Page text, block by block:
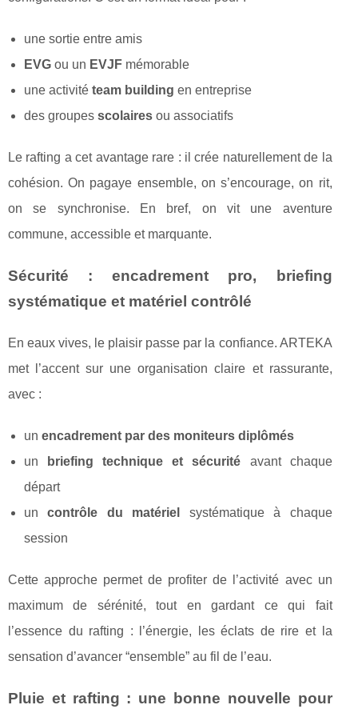
une sortie entre amis
EVG ou un EVJF mémorable
une activité team building en entreprise
des groupes scolaires ou associatifs
Le rafting a cet avantage rare : il crée naturellement de la
cohésion. On pagaye ensemble, on s’encourage, on rit,
on se synchronise. En bref, on vit une aventure
commune, accessible et marquante.
Sécurité : encadrement pro, briefing
systématique et matériel contrôlé
En eaux vives, le plaisir passe par la confiance. ARTEKA
met l’accent sur une organisation claire et rassurante,
avec :
un encadrement par des moniteurs diplômés
un
briefing technique et sécurité avant chaque
départ
uncontrôle du matériel
systématique à chaque
session
Cette approche permet de profiter de l’activité avec un
maximum de sérénité, tout en gardant ce qui fait
l’essence du rafting : l’énergie, les éclats de rire et la
sensation d’avancer “ensemble” au fil de l’eau.
Pluie et rafting : une bonne nouvelle pour